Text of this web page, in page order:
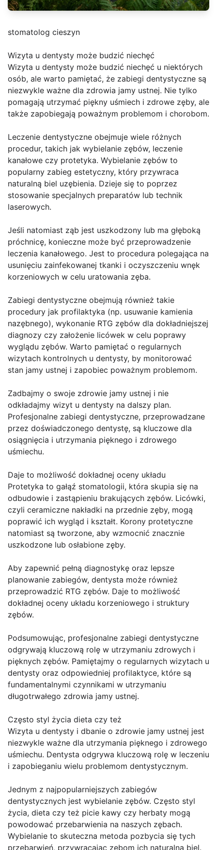
stomatolog cieszyn
Wizyta u dentysty może budzić niechęć
Wizyta u dentysty może budzić niechęć u niektórych
osób, ale warto pamiętać, że zabiegi dentystyczne są
niezwykle ważne dla zdrowia jamy ustnej. Nie tylko
pomagają utrzymać piękny uśmiech i zdrowe zęby, ale
także zapobiegają poważnym problemom i chorobom.
Leczenie dentystyczne obejmuje wiele różnych
procedur, takich jak wybielanie zębów, leczenie
kanałowe czy protetyka. Wybielanie zębów to
popularny zabieg estetyczny, który przywraca
naturalną biel uzębienia. Dzieje się to poprzez
stosowanie specjalnych preparatów lub technik
laserowych.
Jeśli natomiast ząb jest uszkodzony lub ma głęboką
próchnicę, konieczne może być przeprowadzenie
leczenia kanałowego. Jest to procedura polegająca na
usunięciu zainfekowanej tkanki i oczyszczeniu wnęk
korzeniowych w celu uratowania zęba.
Zabiegi dentystyczne obejmują również takie
procedury jak profilaktyka (np. usuwanie kamienia
nazębnego), wykonanie RTG zębów dla dokładniejszej
diagnozy czy założenie licówek w celu poprawy
wyglądu zębów. Warto pamiętać o regularnych
wizytach kontrolnych u dentysty, by monitorować
stan jamy ustnej i zapobiec poważnym problemom.
Zadbajmy o swoje zdrowie jamy ustnej i nie
odkładajmy wizyt u dentysty na dalszy plan.
Profesjonalne zabiegi dentystyczne, przeprowadzane
przez doświadczonego dentystę, są kluczowe dla
osiągnięcia i utrzymania pięknego i zdrowego
uśmiechu.
Daje to możliwość dokładnej oceny układu
Protetyka to gałąź stomatologii, która skupia się na
odbudowie i zastąpieniu brakujących zębów. Licówki,
czyli ceramiczne nakładki na przednie zęby, mogą
poprawić ich wygląd i kształt. Korony protetyczne
natomiast są tworzone, aby wzmocnić znacznie
uszkodzone lub osłabione zęby.
Aby zapewnić pełną diagnostykę oraz lepsze
planowanie zabiegów, dentysta może również
przeprowadzić RTG zębów. Daje to możliwość
dokładnej oceny układu korzeniowego i struktury
zębów.
Podsumowując, profesjonalne zabiegi dentystyczne
odgrywają kluczową rolę w utrzymaniu zdrowych i
pięknych zębów. Pamiętajmy o regularnych wizytach u
dentysty oraz odpowiedniej profilaktyce, które są
fundamentalnymi czynnikami w utrzymaniu
długotrwałego zdrowia jamy ustnej.
Często styl życia dieta czy też
Wizyta u dentysty i dbanie o zdrowie jamy ustnej jest
niezwykle ważne dla utrzymania pięknego i zdrowego
uśmiechu. Dentysta odgrywa kluczową rolę w leczeniu
i zapobieganiu wielu problemom dentystycznym.
Jednym z najpopularniejszych zabiegów
dentystycznych jest wybielanie zębów. Często styl
życia, dieta czy też picie kawy czy herbaty mogą
powodować przebarwienia na naszych zębach.
Wybielanie to skuteczna metoda pozbycia się tych
przebarwień, przywracając zębom ich naturalną biel.